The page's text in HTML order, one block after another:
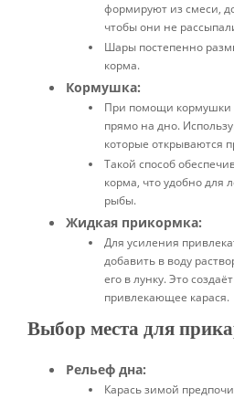
формируют из смеси,
чтобы они не
Шары постепенно
корма.
Кормушка:
При помощи кормушки
прямо на дно.
которые открываются
Такой способ
корма, что удобно для
рыбы.
Жидкая прикормка:
Для усиления
добавить в воду
его в лунку. Это
привлекающее карася.
Выбор места для
Рельеф дна:
Карась зимой